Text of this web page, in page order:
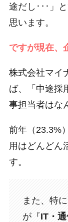
途だし･･･」
思います。
ですが現在、
株式会社マイ
ば、「中途採
事担当者はな
前年（23.3%
用はどんどん
す。
また、特
が『IT・